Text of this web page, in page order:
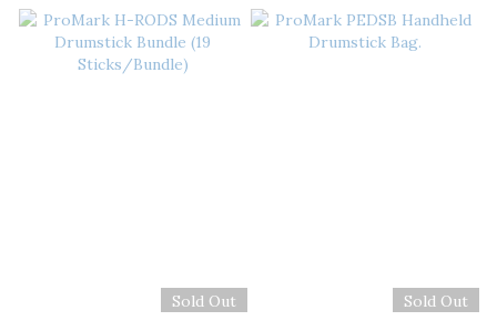
Sold Out Sold Out